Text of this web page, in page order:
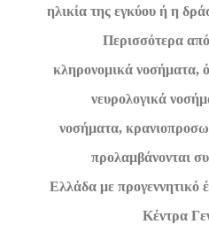
ηλικία της εγκύου ή η
Περισσότερα
κληρονομικά νοσήματα,
νευρολογικά
νοσήματα,
προλαμβάνονται
Ελλάδα με προγεννητικό
Κέντρα